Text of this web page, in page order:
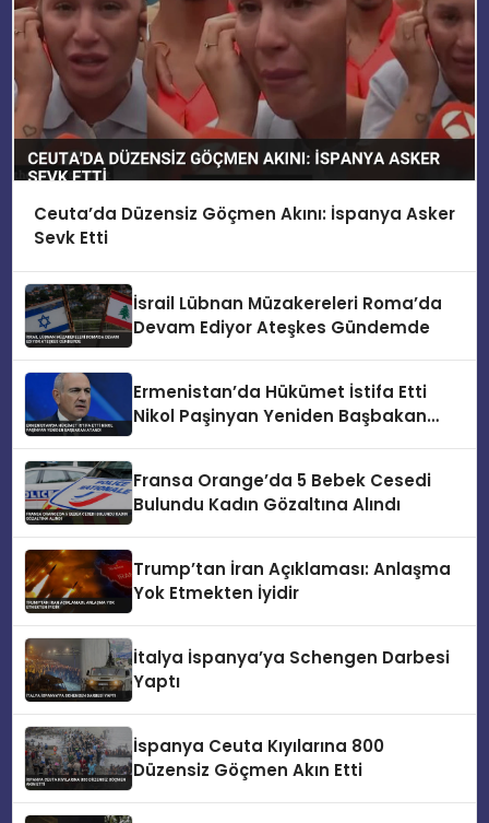
Ceuta’da Düzensiz Göçmen Akını: İspanya Asker
Sevk Etti
İsrail Lübnan Müzakereleri Roma’da
Devam Ediyor Ateşkes Gündemde
Ermenistan’da Hükümet İstifa Etti
Nikol Paşinyan Yeniden Başbakan
Fransa Orange’da 5 Bebek Cesedi
Bulundu Kadın Gözaltına Alındı
Trump’tan İran Açıklaması: Anlaşma
Yok Etmekten İyidir
İtalya İspanya’ya Schengen Darbesi
Yaptı
İspanya Ceuta Kıyılarına 800
Düzensiz Göçmen Akın Etti